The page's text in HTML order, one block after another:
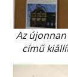
Az
című